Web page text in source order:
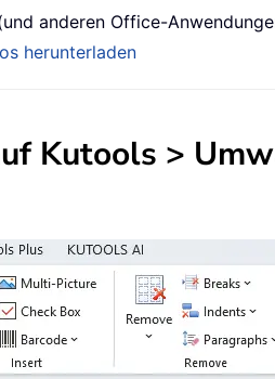
anderen Office-
herunterladen
Kutools >